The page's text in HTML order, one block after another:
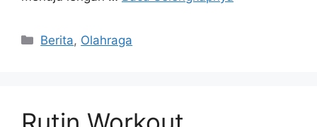
Kategori
Berita, Olahraga